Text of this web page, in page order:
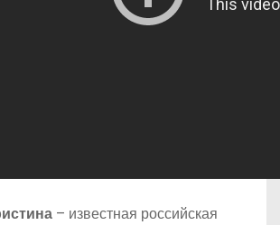
– известная российская